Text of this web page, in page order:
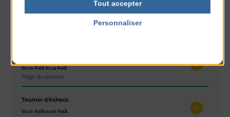
Réveil musculaire
du 10 Août au 14 Août
Plage du passous
Tournoi d’échecs
du 10 Août au 10 Août
Tout accepter
Personnaliser